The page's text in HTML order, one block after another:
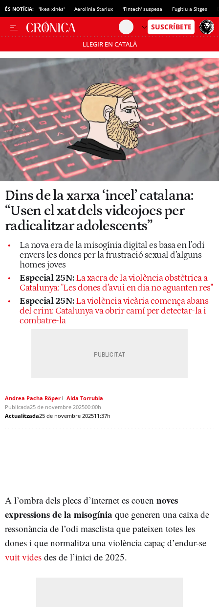
ÉS NOTÍCIA: 'Ikea xinès' Aerolínia Starlux 'Fintech' suspesa Fugitiu a Sitges
LLEGIR EN CATALÀ
Passa’t al mode estalvi
Dins de la xarxa ‘incel’ catalana:
“Usen el xat dels videojocs per
radicalitzar adolescents”
La nova era de la misogínia digital es basa en l’odi
envers les dones per la frustració sexual d’alguns
homes joves
Especial 25N:La xacra de la violència obstètrica a
Catalunya: "Les dones d’avui en dia no aguanten res"
Especial 25N:La violència vicària comença abans
del crim: Catalunya va obrir camí per detectar-la i
combatre-la
Andrea Pacha Röper
Aida Torrubia
Publicada25 de novembre 202500:00h
Actualitzada25 de novembre 202511:37h
A l’ombra dels plecs d’internet es couen noves
expressions de la misogínia que generen una caixa de
ressonància de l’odi masclista que pateixen totes les
dones i que normalitza una violència capaç d’endur-se
vuit vides des de l’inici de 2025.